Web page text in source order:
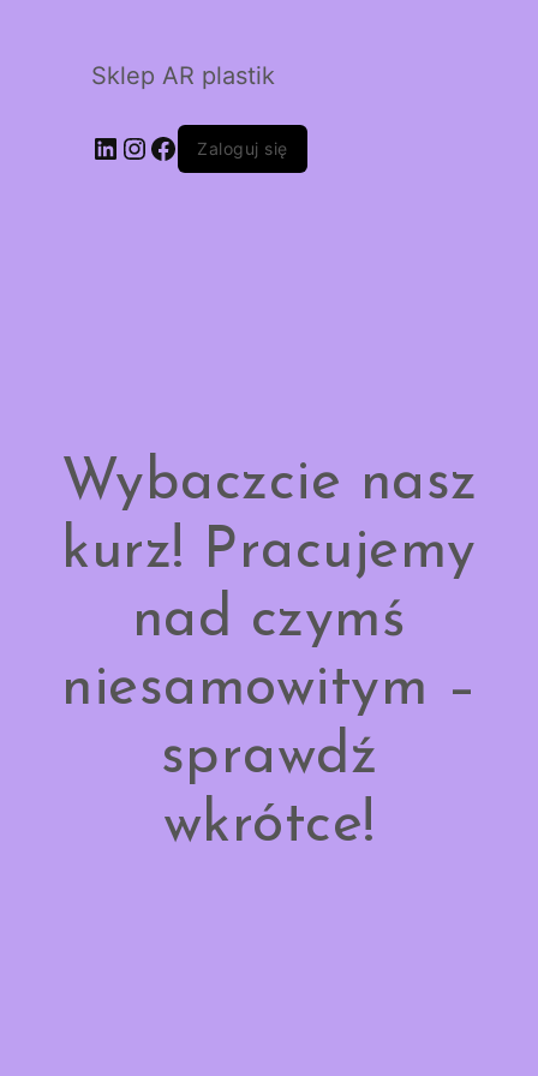
Sklep AR plastik
LinkedIn
Instagram
Facebook
Zaloguj się
Wybaczcie nasz
kurz! Pracujemy
nad czymś
niesamowitym –
sprawdź
wkrótce!